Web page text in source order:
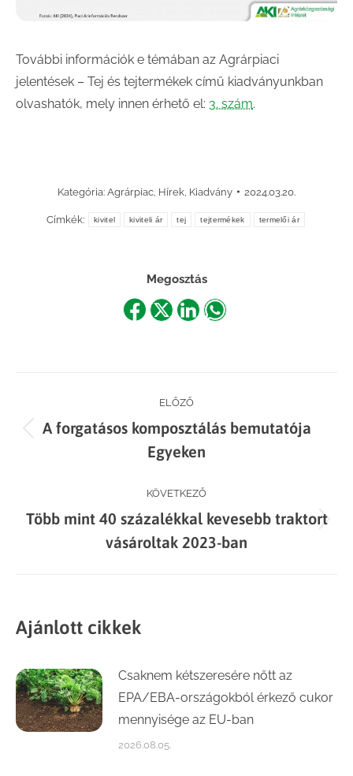
További információk e témában az Agrárpiaci
jelentések – Tej és tejtermékek című kiadványunkban
olvashatók, mely innen érhető el: 3. szám.
Kategória: Agrárpiac Hírek Kiadvány 2024.03.20.
Címkék: kivitel kiviteli ár tej tejtermékek termelői ár
Megosztás
ShareShareShareShare
navigation
ELŐZŐ
Previous
post:
A forgatásos komposztálás bemutatója
Egyeken
KÖVETKEZŐ
Next
post:
Több mint 40 százalékkal kevesebb traktort
vásároltak 2023-ban
Ajánlott cikkek
Csaknem kétszeresére nőtt az
EPA/EBA-országokból érkező cukor
mennyisége az EU-ban
2026.08.05.